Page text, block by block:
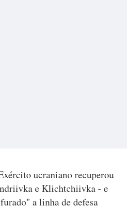
ucraniano recuperou
e Klichtchiivka - e
a linha de defesa